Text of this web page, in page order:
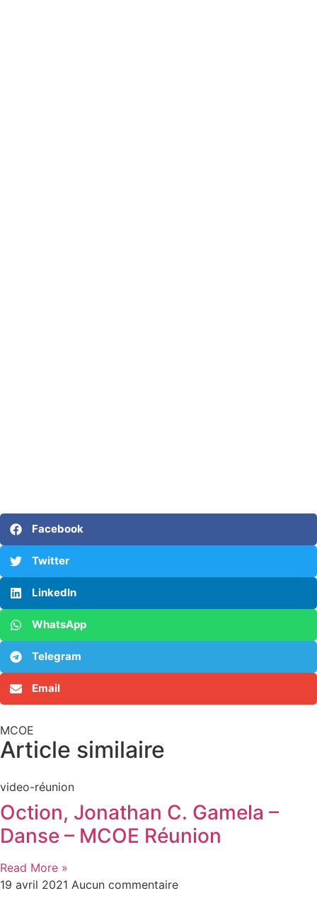
Facebook
Twitter
LinkedIn
WhatsApp
Telegram
Email
MCOE
Article similaire​
video-réunion
Oction, Jonathan C. Gamela –
Danse – MCOE Réunion
Read More »
19 avril 2021 Aucun commentaire